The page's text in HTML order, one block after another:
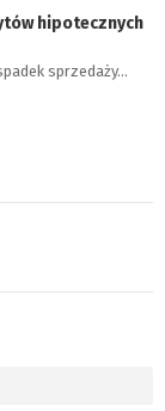
hipotecznych
sprzedaży…